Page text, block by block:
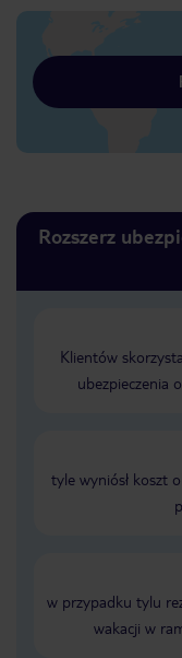
Rozszerz
Klientów
ubezpieczenia
tyle wyniósł koszt
w przypadku tylu
wakacji w